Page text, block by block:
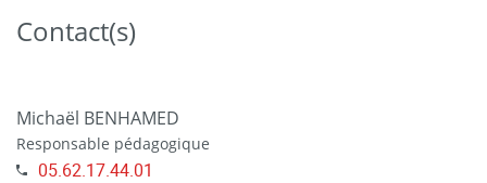
Contact(s)
Michaël BENHAMED
Responsable pédagogique
05.62.17.44.01